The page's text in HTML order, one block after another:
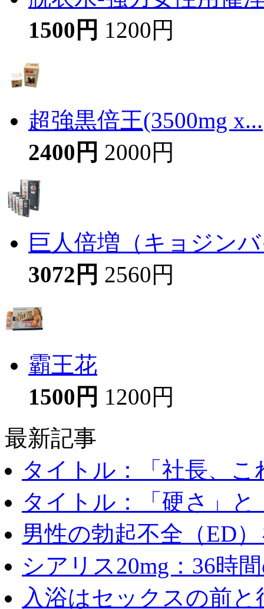
1500円 1200円
超強黒倍王(3500mg x...
2400円 2000円
巨人倍増（キョジン
3072円 2560円
霸王花
1500円 1200円
最新記事
タイトル：「社長、こ
タイトル：「硬さ」と
男性の勃起不全（ED
シアリス20mg：36時
入浴はセックスの前